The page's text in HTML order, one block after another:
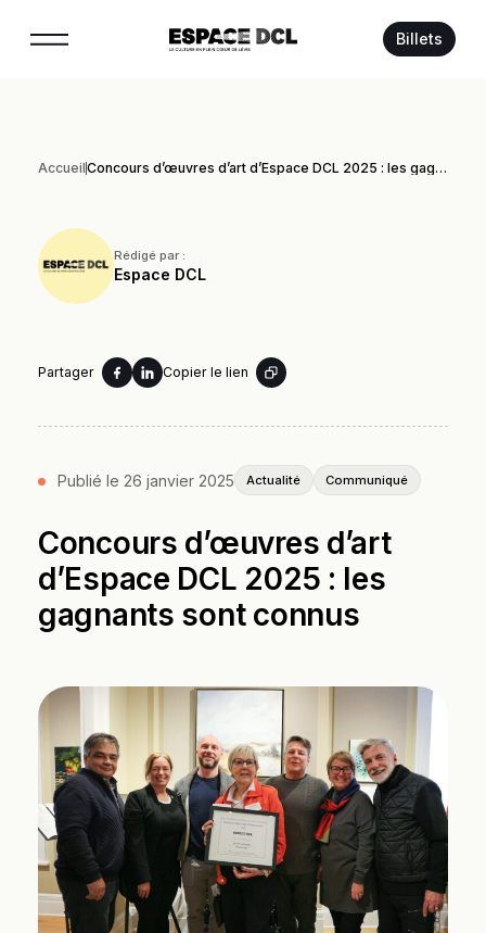
Billets
Accueil Concours d’œuvres d’art d’Espace DCL 2025 : les gagnants sont connus
Rédigé par :
Espace DCL
Partager Copier le lien
Publié le 26 janvier 2025 Actualité Communiqué
Concours d’œuvres d’art
d’Espace DCL 2025 : les
gagnants sont connus